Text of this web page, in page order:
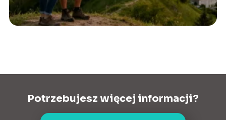
Potrzebujesz więcej informacji?